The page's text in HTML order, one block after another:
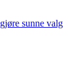
sunne valg